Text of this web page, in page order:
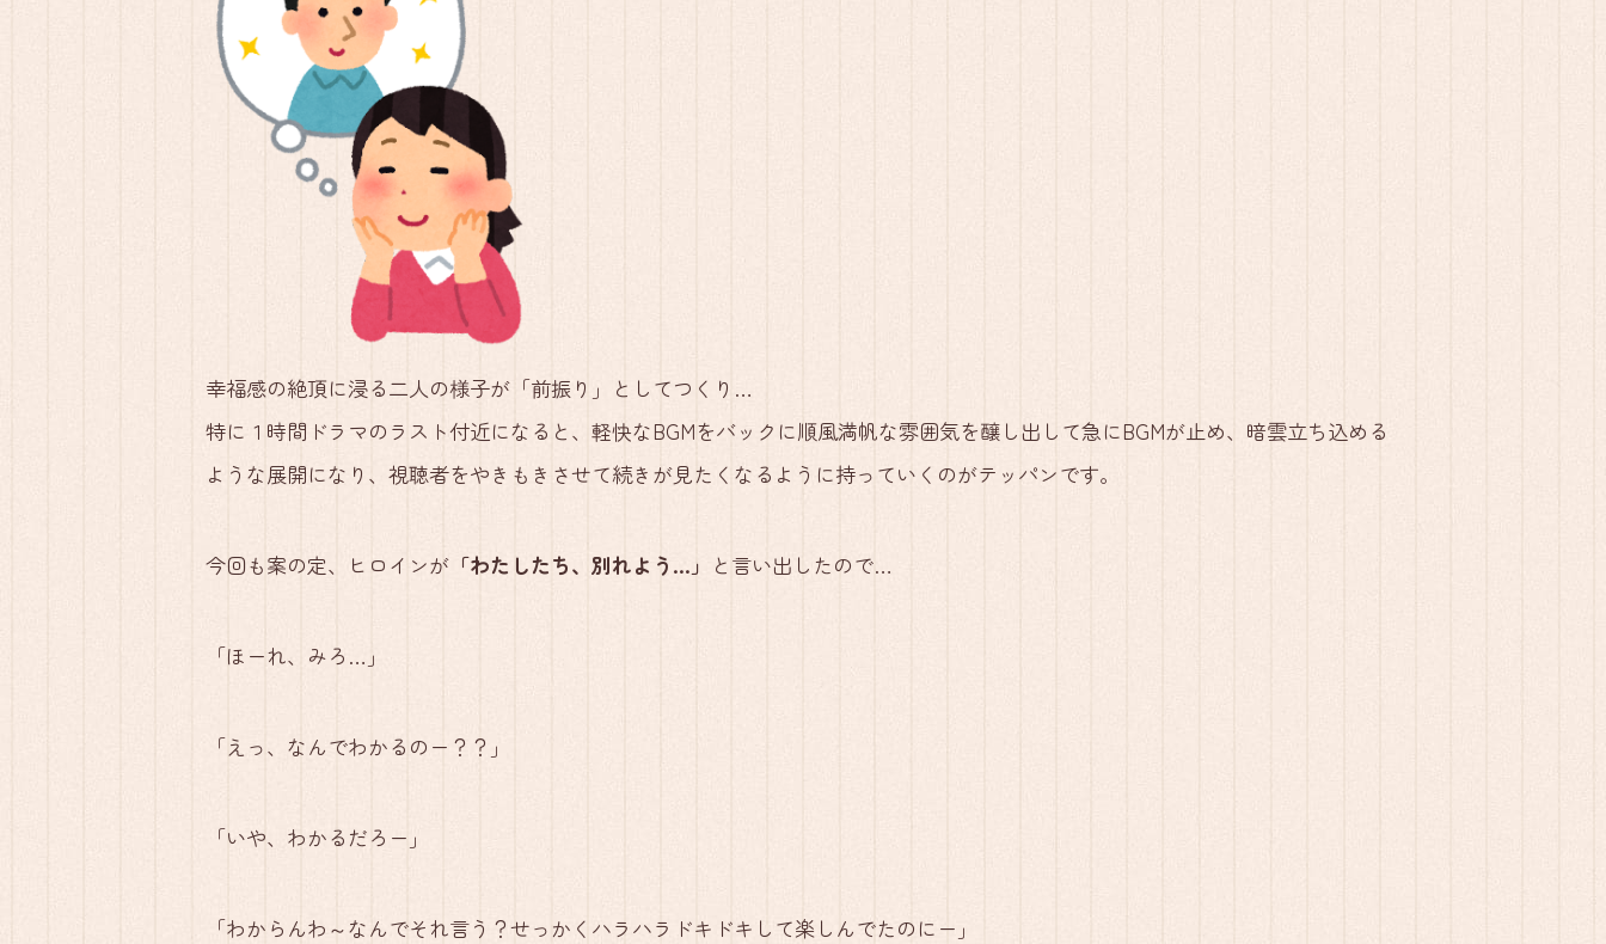
幸福感の絶頂に浸る二人の様子が「前振り」としてつくり…
特に１時間ドラマのラスト付近になると、軽快なBGMをバックに順風満帆な雰囲気を醸し出して急にBGMが止め、暗雲立ち込める
ような展開になり、視聴者をやきもきさせて続きが見たくなるように持っていくのがテッパンです。
今回も案の定、ヒロインが「わたしたち、別れよう…」 と言い出したので…
「ほーれ、みろ…」
「えっ、なんでわかるのー？？」
「いや、わかるだろー」
「わからんわ～なんでそれ言う？せっかくハラハラドキドキして楽しんでたのにー」